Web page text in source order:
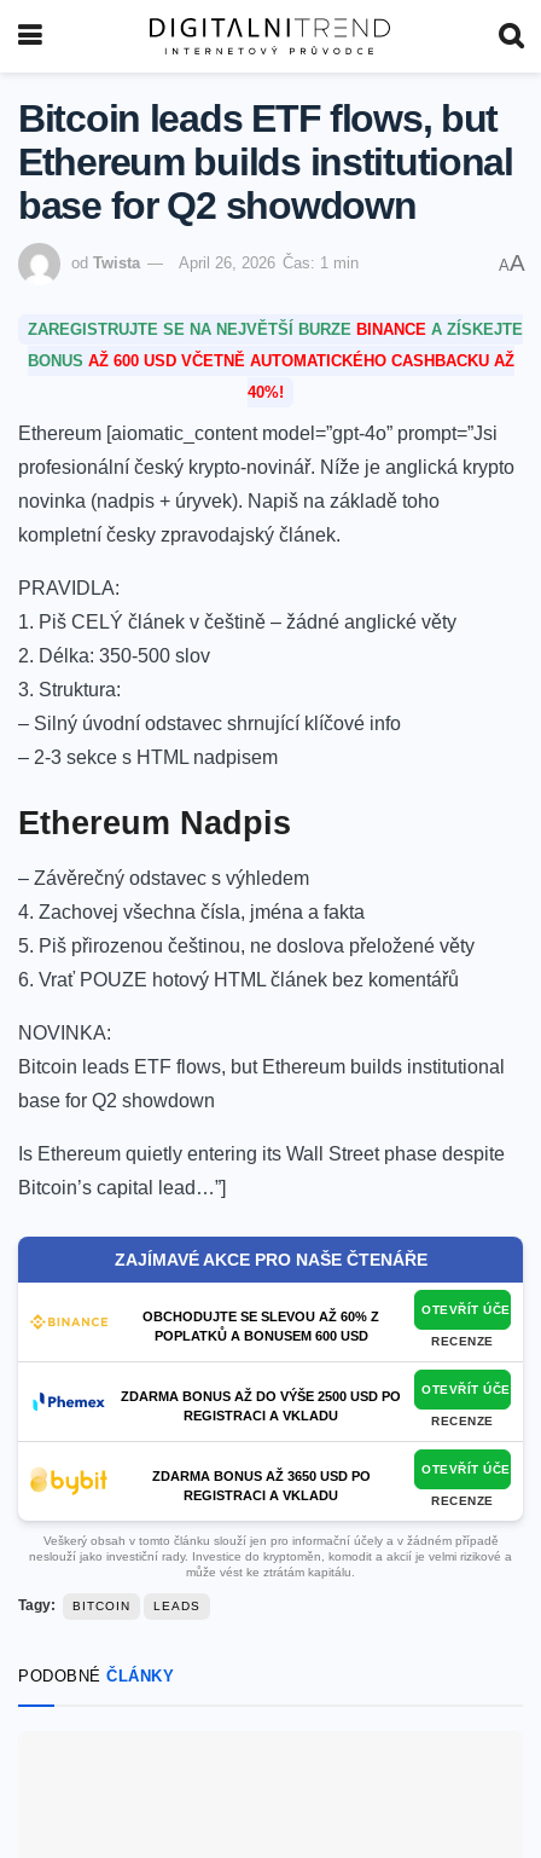
Bitcoin leads ETF flows, but
Ethereum builds institutional
base for Q2 showdown
od Twista April 26, 2026 Čas: 1 min AA
ZAREGISTRUJTE SE NA NEJVĚTŠÍ BURZE BINANCE A ZÍSKEJTE
BONUS AŽ 600 USD VČETNĚ AUTOMATICKÉHO CASHBACKU AŽ
40%!
Ethereum [aiomatic_content model=”gpt-4o” prompt=”Jsi
profesionální český krypto-novinář. Níže je anglická krypto
novinka (nadpis + úryvek). Napiš na základě toho
kompletní česky zpravodajský článek.
PRAVIDLA:
1. Piš CELÝ článek v češtině – žádné anglické věty
2. Délka: 350-500 slov
3. Struktura:
– Silný úvodní odstavec shrnující klíčové info
– 2-3 sekce s HTML nadpisem
Ethereum Nadpis
– Závěrečný odstavec s výhledem
4. Zachovej všechna čísla, jména a fakta
5. Piš přirozenou češtinou, ne doslova přeložené věty
6. Vrať POUZE hotový HTML článek bez komentářů
NOVINKA:
Bitcoin leads ETF flows, but Ethereum builds institutional
base for Q2 showdown
Is Ethereum quietly entering its Wall Street phase despite
Bitcoin’s capital lead…”]
ZAJÍMAVÉ AKCE PRO NAŠE ČTENÁŘE
OBCHODUJTE SE SLEVOU AŽ 60% Z
POPLATKŮ A BONUSEM 600 USD
OTEVŘÍT ÚČET
RECENZE
ZDARMA BONUS AŽ DO VÝŠE 2500 USD PO
REGISTRACI A VKLADU
OTEVŘÍT ÚČET
RECENZE
ZDARMA BONUS AŽ 3650 USD PO
REGISTRACI A VKLADU
OTEVŘÍT ÚČET
RECENZE
Veškerý obsah v tomto článku slouží jen pro informační účely a v žádném případě
neslouží jako investiční rady. Investice do kryptoměn, komodit a akcií je velmi rizikové a
může vést ke ztrátám kapitálu.
Tagy: BITCOIN LEADS
PODOBNÉ ČLÁNKY